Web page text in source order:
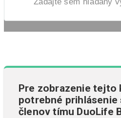
Pre zobrazenie tejto
potrebné prihlásenie
členov tímu DuoLife